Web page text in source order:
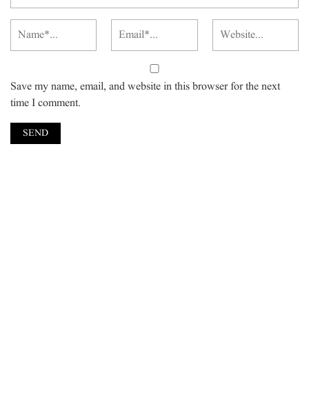
Save my name, email, and website in this browser for the next
time I comment.